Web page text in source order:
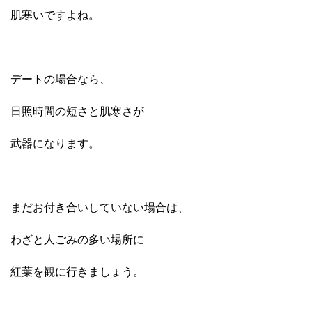
肌寒いですよね。
デートの場合なら、
日照時間の短さと肌寒さが
武器になります。
まだお付き合いしていない場合は、
わざと人ごみの多い場所に
紅葉を観に行きましょう。